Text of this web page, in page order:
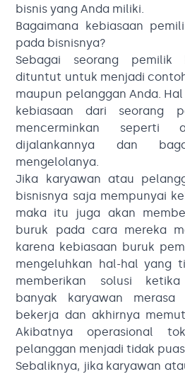
bisnis yang Anda miliki.
Bagaimana kebiasaan
pada bisnisnya?
Sebagai seorang pemilik
dituntut untuk menjadi
maupun pelanggan Anda.
kebiasaan dari seorang
mencerminkan
dijalankannya dan
mengelolanya.
Jika karyawan atau
bisnisnya saja mempunyai
maka itu juga akan
buruk pada cara mereka
karena kebiasaan buruk
mengeluhkan hal-hal yang
memberikan solusi
banyak karyawan
bekerja dan akhirnya
Akibatnya operasional
pelanggan menjadi tidak
Sebaliknya, jika karyawan